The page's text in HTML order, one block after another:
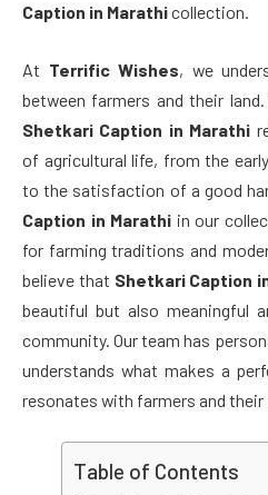
Caption in Marathicollection.
At Terrific Wishes, we
between farmers and their
Shetkari Caption in Marathi
of agricultural life, from the
to the satisfaction of a good
Caption in Marathi in our
for farming traditions and
believe that Shetkari Caption
beautiful but also meaningful
community. Our team has
understands what makes a
resonates with farmers and
Table of Contents